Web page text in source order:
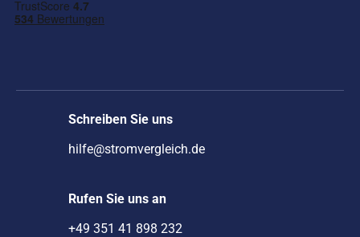
Schreiben Sie uns
hilfe@stromvergleich.de
Rufen Sie uns an
+49 351 41 898 232